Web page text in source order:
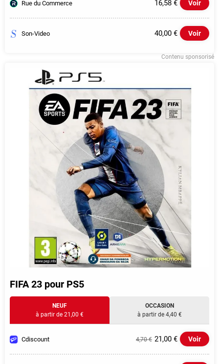
Rue du Commerce 16,58 € Voir
Son-Video 40,00 € Voir
Contenu sponsorisé
FIFA 23 pour PS5
NEUF
à partir de 21,00 €
OCCASION
à partir de 4,40 €
Cdiscount 4,70 € 21,00 € Voir